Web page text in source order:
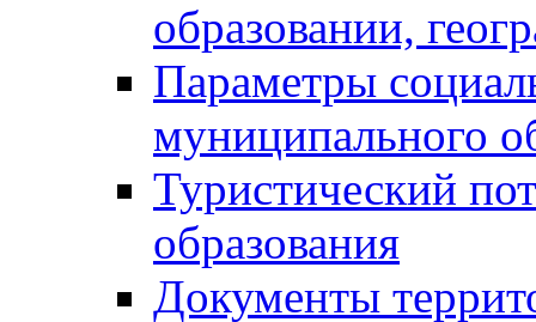
образовании,
Параметры
муниципального
Туристический
образования
Документы